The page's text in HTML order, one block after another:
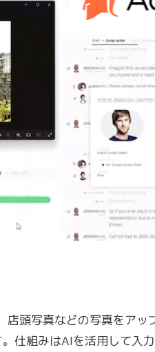
頭写真などの写真をアッ
仕組みはAIを活用して入